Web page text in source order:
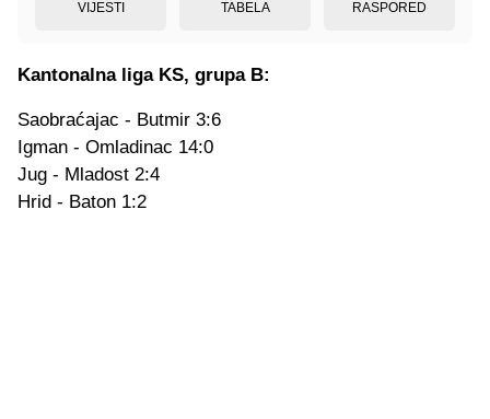
VIJESTI TABELA RASPORED
Kantonalna liga KS, grupa B:
Saobraćajac - Butmir 3:6
Igman - Omladinac 14:0
Jug - Mladost 2:4
Hrid - Baton 1:2